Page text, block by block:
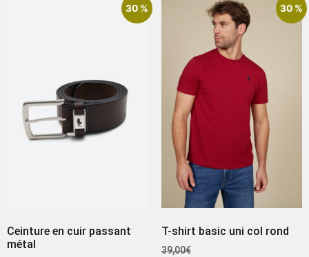
30 %
Ceinture en cuir passant
métal
30 %
T-shirt basic uni col rond
39,00€